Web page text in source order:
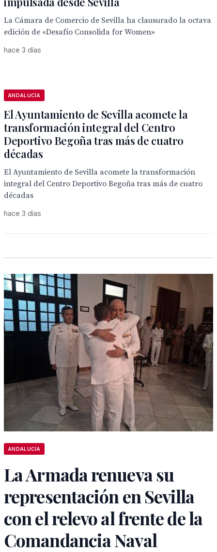
La Cámara de Comercio de Sevilla ha clausurado la octava
edición de «Desafío Consolida for Women»
hace 3 días
ANDALUCÍA
El Ayuntamiento de Sevilla acomete la
transformación integral del Centro
Deportivo Begoña tras más de cuatro
décadas
El Ayuntamiento de Sevilla acomete la transformación
integral del Centro Deportivo Begoña tras más de cuatro
décadas
hace 3 días
ANDALUCÍA
La Armada renueva su
representación en Sevilla
con el relevo al frente de la
Comandancia Naval